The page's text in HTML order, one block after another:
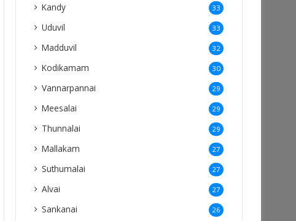
Kandy 33
Uduvil 33
Madduvil 32
Kodikamam 30
Vannarpannai 29
Meesalai 29
Thunnalai 29
Mallakam 27
Suthumalai 27
Alvai 27
Sankanai 26